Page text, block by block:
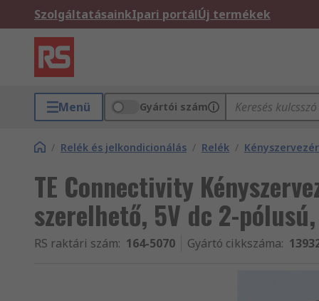
SzolgáltatásainkIpari portálÚj termékek
Menü Gyártói szám
/ Relék és jelkondicionálás / Relék /
TE Connectivity
szerelhető, 5V dc 2-pólusú,
RS raktári szám: 164-5070 Gyártó cikkszáma: